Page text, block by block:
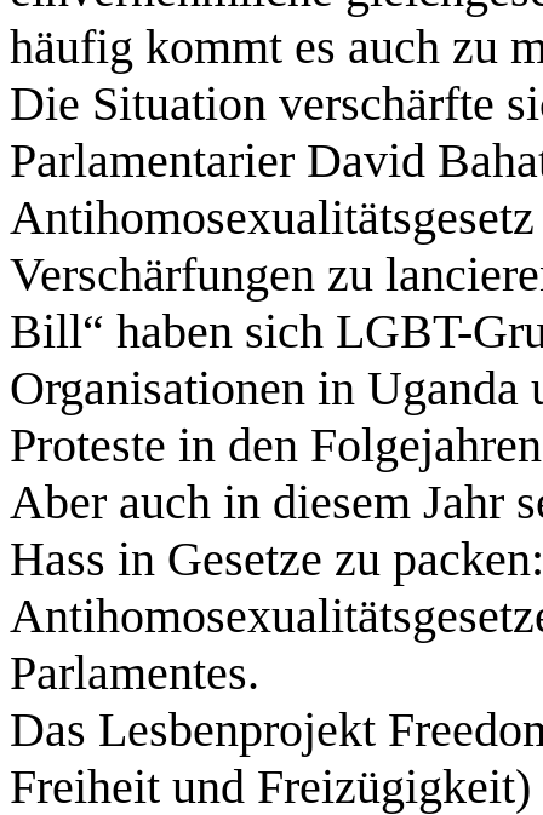
häufig kommt es auch zu
Die Situation verschärfte
Parlamentarier David
Verschärfungen zu
Bill“ haben sich LGBT-
Organisationen in
Proteste in den
Aber auch in diesem Jahr
Hass in Gesetze zu
Parlamentes.
Das Lesbenprojekt
Freiheit und